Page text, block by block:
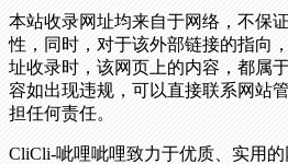
本站收录网址均来自于网络，不保
性，同时，对于该外部链接的指向
址收录时，该网页上的内容，都属
容如出现违规，可以直接联系网站
担任何责任。
CliCli-呲哩呲哩致力于优质、实用